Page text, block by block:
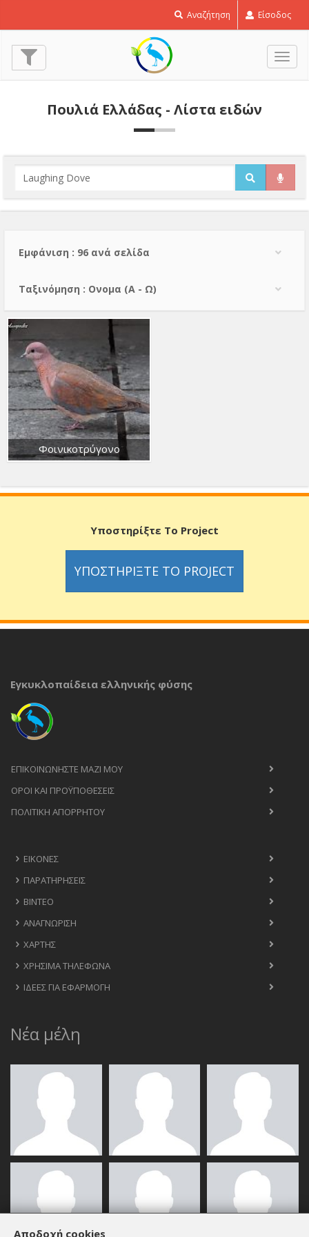
Αναζήτηση Είσοδος
Πουλιά Ελλάδας - Λίστα ειδών
Εμφάνιση : 96 ανά σελίδα
Тαξινόμηση : Ονομα (A - Ω)
Φοινικοτρύγονο
Υποστηρίξτε Το Project
ΥΠΟΣΤΗΡΊΞΤΕ ΤΟ PROJECT
Εγκυκλοπαίδεια ελληνικής φύσης
ΕΠΙΚΟΙΝΩΝΉΣΤΕ ΜΑΖΊ ΜΟΥ
ΟΡΟΙ ΚΑΙ ΠΡΟΫΠΟΘΈΣΕΙΣ
ΠΟΛΙΤΙΚΉ ΑΠΟΡΡΉΤΟΥ
ΕΙΚΌΝΕΣ
ΠΑΡΑΤΗΡΉΣΕΙΣ
ΒΊΝΤΕΟ
ΑΝΑΓΝΏΡΙΣΗ
ΧΆΡΤΗΣ
ΧΡΉΣΙΜΑ ΤΗΛΈΦΩΝΑ
ΙΔΈΕΣ ΓΙΑ ΕΦΑΡΜΟΓΉ
Νέα μέλη
Αποδοχή cookies